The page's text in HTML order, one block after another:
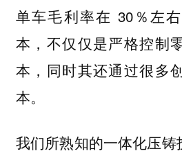
单车毛利率在 30％左
本，不仅仅是严格控制
本，同时其还通过很多
本。
我们所熟知的一体化压